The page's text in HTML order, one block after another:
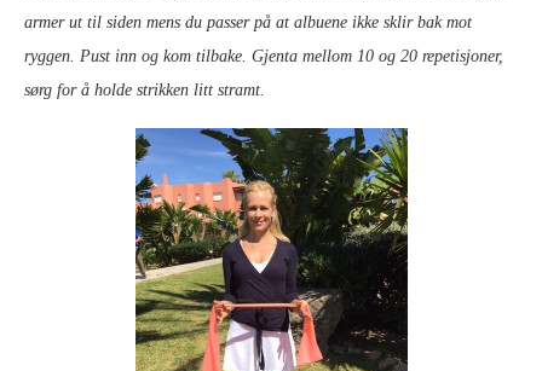
armer ut til siden mens du passer på at albuene ikke sklir bak mot
ryggen. Pust inn og kom tilbake. Gjenta mellom 10 og 20 repetisjoner,
sørg for å holde strikken litt stramt.